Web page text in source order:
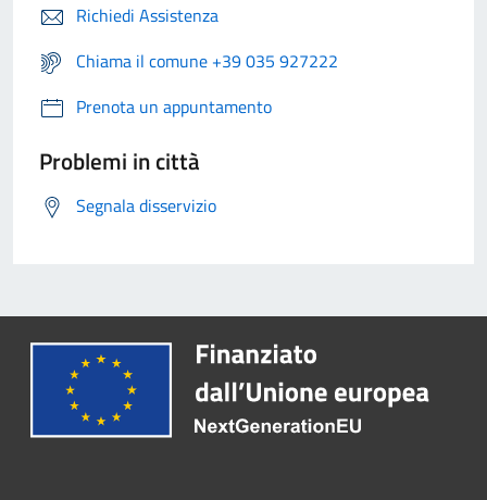
Richiedi Assistenza
Chiama il comune +39 035 927222
Prenota un appuntamento
Problemi in città
Segnala disservizio